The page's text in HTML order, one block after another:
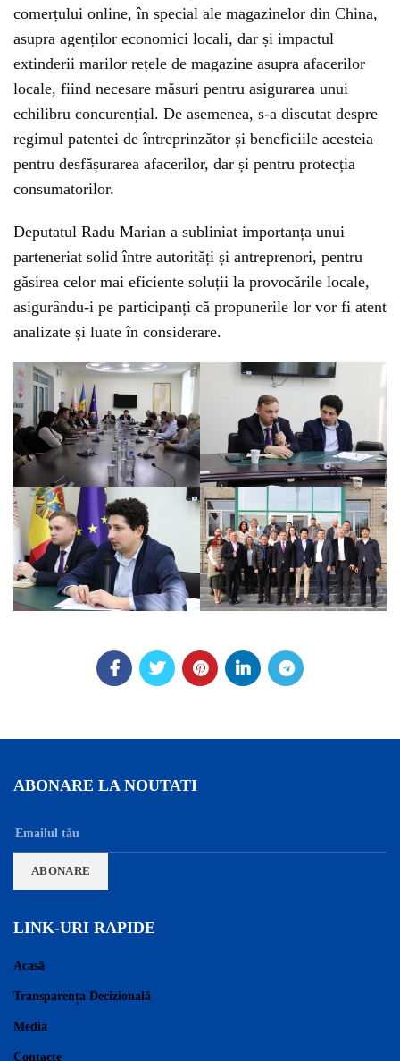
comerțului online, în special ale magazinelor din China,
asupra agenților economici locali, dar și impactul
extinderii marilor rețele de magazine asupra afacerilor
locale, fiind necesare măsuri pentru asigurarea unui
echilibru concurențial. De asemenea, s-a discutat despre
regimul patentei de întreprinzător și beneficiile acesteia
pentru desfășurarea afacerilor, dar și pentru protecția
consumatorilor.
Deputatul Radu Marian a subliniat importanța unui
parteneriat solid între autorități și antreprenori, pentru
găsirea celor mai eficiente soluții la provocările locale,
asigurându-i pe participanți că propunerile lor vor fi atent
analizate și luate în considerare.
ABONARE LA NOUTATI
LINK-URI RAPIDE
Acasă
Transparența Decizională
Media
Contacte